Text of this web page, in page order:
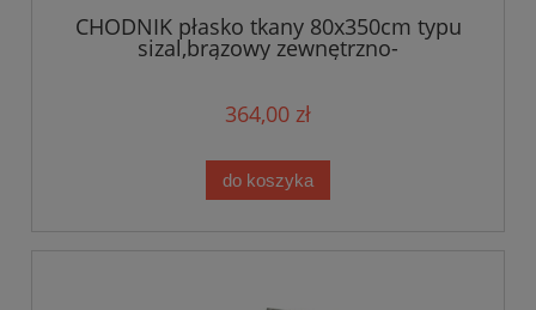
CHODNIK płasko tkany 80x350cm typu
sizal,brązowy zewnętrzno-
wewnętrzny,sznurkowy BT CARPET
364,00 zł
do koszyka